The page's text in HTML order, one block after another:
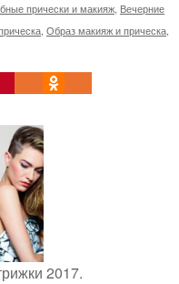
прически и макияж Вечерние
Образ макияж и прическа
2017.